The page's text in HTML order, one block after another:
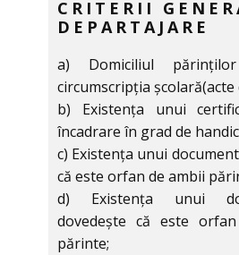
CRITERII
DEPARTAJARE
a) Domiciliul
circumscripția
b) Existența unui
încadrare în grad de
c) Existența unui
că este orfan de ambii
d) Existența unui
dovedește că este
părinte;